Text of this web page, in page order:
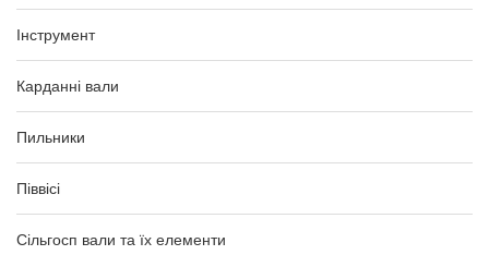
Інструмент
Карданні вали
Пильники
Піввісі
Сільгосп вали та їх елементи